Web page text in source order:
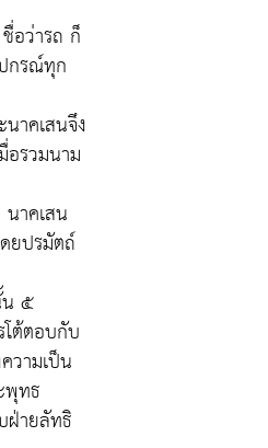
อว่ารถ ก็
กรณ์ทุก
าคเสนจึง
รวมนาม
าคเสน
ยปรมัตถ์
น ๕
ต้ตอบกับ
วามเป็น
พุทธ
ฝ่ายลัทธิ